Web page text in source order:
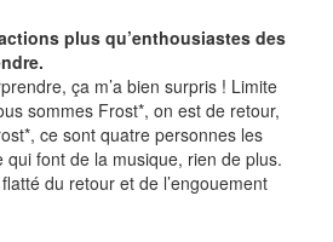
plus qu’enthousiastes des
ça m’a bien surpris ! Limite
sommes Frost*, on est de retour,
ce sont quatre personnes les
qui font de la musique, rien de plus.
du retour et de l’engouement